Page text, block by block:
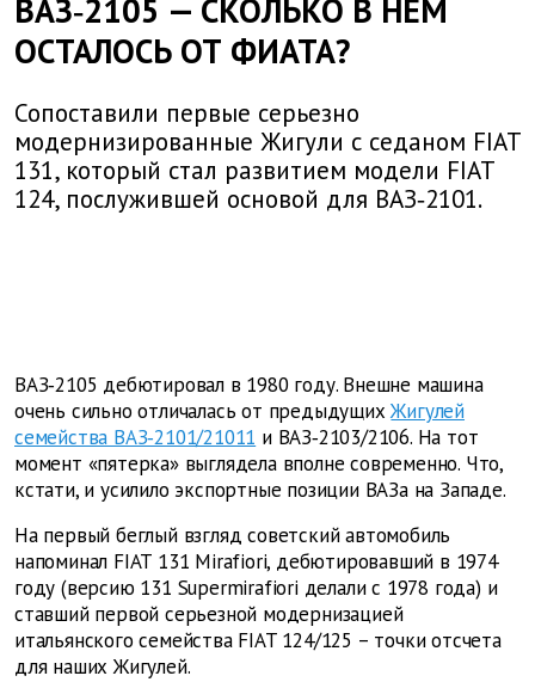
ВАЗ‑2105 — СКОЛЬКО В НЕМ
ОСТАЛОСЬ ОТ ФИАТА?
Сопоставили первые серьезно
модернизированные Жигули с седаном FIAT
131, который стал развитием модели FIAT
124, послужившей основой для ВАЗ‑2101.
ВАЗ‑2105 дебютировал в 1980 году. Внешне машина
очень сильно отличалась от предыдущих Жигулей
семейства ВАЗ‑2101/21011 и ВАЗ‑2103/2106. На тот
момент «пятерка» выглядела вполне современно. Что,
кстати, и усилило экспортные позиции ВАЗа на Западе.
На первый беглый взгляд советский автомобиль
напоминал FIAT 131 Mirafiori, дебютировавший в 1974
году (версию 131 Supermirafiori делали c 1978 года) и
ставший первой серьезной модернизацией
итальянского семейства FIAT 124/125 – точки отсчета
для наших Жигулей.